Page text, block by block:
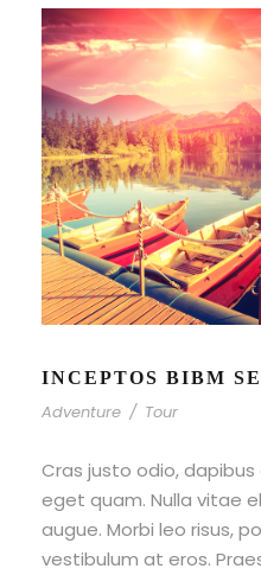
INCEPTOS BIBM
Adventure / Tour
Cras justo odio,
eget quam. Nulla vitae
augue. Morbi leo risus,
vestibulum at eros.